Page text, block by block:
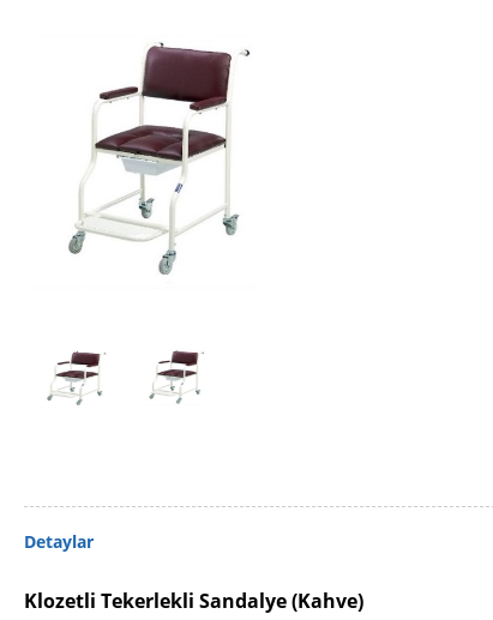
Detaylar
Klozetli Tekerlekli Sandalye (Kahve)